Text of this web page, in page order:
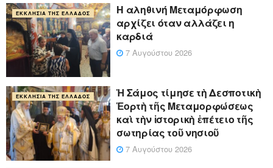
ΕΚΚΛΗΣΊΑ ΤΗΣ ΕΛΛΆΔΟΣ
Η αληθινή Μεταμόρφωση
αρχίζει όταν αλλάζει η
καρδιά
7 Αυγούστου 2026
ΕΚΚΛΗΣΊΑ ΤΗΣ ΕΛΛΆΔΟΣ
Ἡ Σάμος τίμησε τὴ Δεσποτικὴ
Ἑορτὴ τῆς Μεταμορφώσεως
καὶ τὴν ἱστορικὴ ἐπέτειο τῆς
σωτηρίας τοῦ νησιοῦ
7 Αυγούστου 2026